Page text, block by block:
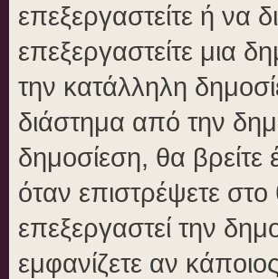
επεξεργαστείτε ή να
επεξεργαστείτε μια
την κατάλληλη
διάστημα από την
δημοσίεση, θα
όταν επιστρέψετε
επεξεργαστεί την
εμφανίζετε αν